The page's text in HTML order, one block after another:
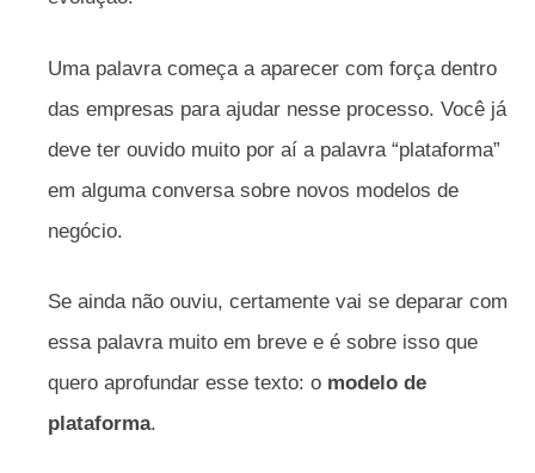
Uma palavra começa a aparecer com força dentro
das empresas para ajudar nesse processo. Você já
deve ter ouvido muito por aí a palavra “plataforma”
em alguma conversa sobre novos modelos de
negócio.
Se ainda não ouviu, certamente vai se deparar com
essa palavra muito em breve e é sobre isso que
quero aprofundar esse texto: o modelo de
plataforma.